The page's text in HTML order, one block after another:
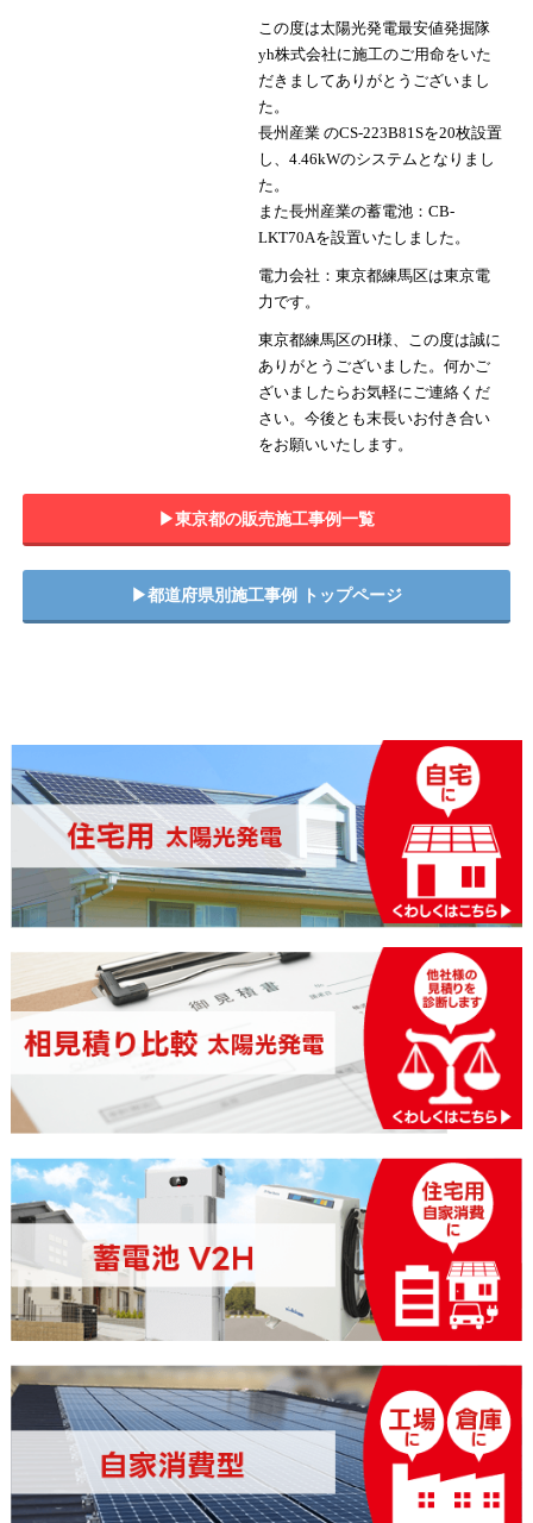
この度は太陽光発電最安値発掘隊
yh株式会社に施工のご用命をいた
だきましてありがとうございまし
た。
長州産業 のCS-223B81Sを20枚設置
し、4.46kWのシステムとなりまし
た。
また長州産業の蓄電池：CB-
LKT70Aを設置いたしました。
電力会社：東京都練馬区は東京電
力です。
東京都練馬区のH様、この度は誠に
ありがとうございました。何かご
ざいましたらお気軽にご連絡くだ
さい。今後とも末長いお付き合い
をお願いいたします。
▶︎東京都の販売施工事例一覧
▶︎都道府県別施工事例 トップページ